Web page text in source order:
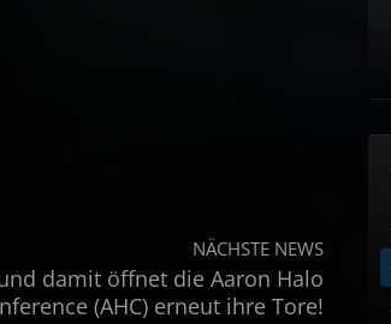
NÄCHSTE NEWS
damit öffnet die Aaron Halo
(AHC) erneut ihre Tore!